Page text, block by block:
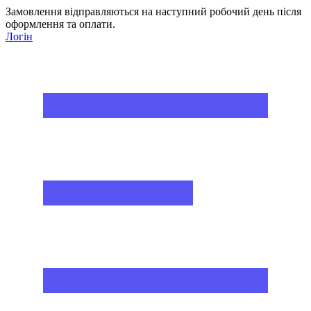
Замовлення відправляються на наступний робочий день після
оформлення та оплати.
Логін